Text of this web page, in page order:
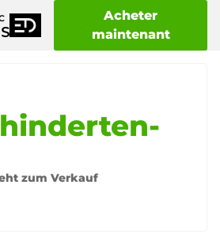
Acheter
maintenant
zum Verkauf